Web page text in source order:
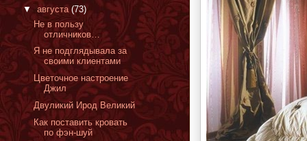
▼ августа (73)
Не в пользу
отличников…
Я не подглядывала за
своими клиентами
Цветочное настроение
Джил
Двуликий Ирод Великий
Как поставить кровать
по фэн-шуй